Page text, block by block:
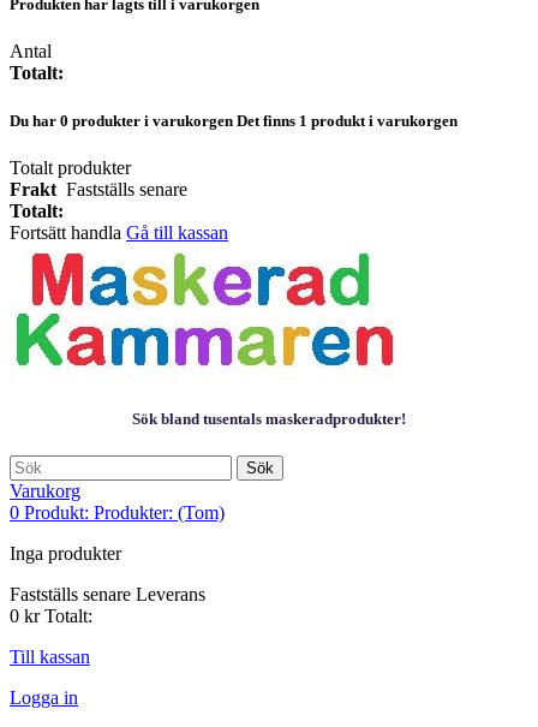
Produkten har lagts till i varukorgen
Antal
Totalt:
Du har 0 produkter i varukorgen Det finns 1 produkt i varukorgen
Totalt produkter
Frakt Fastställs senare
Totalt:
Fortsätt handla Gå till kassan
Sök bland tusentals maskeradprodukter!
Sök
Varukorg
0 Produkt: Produkter: (Tom)
Inga produkter
Fastställs senare Leverans
0 kr Totalt:
Till kassan
Logga in